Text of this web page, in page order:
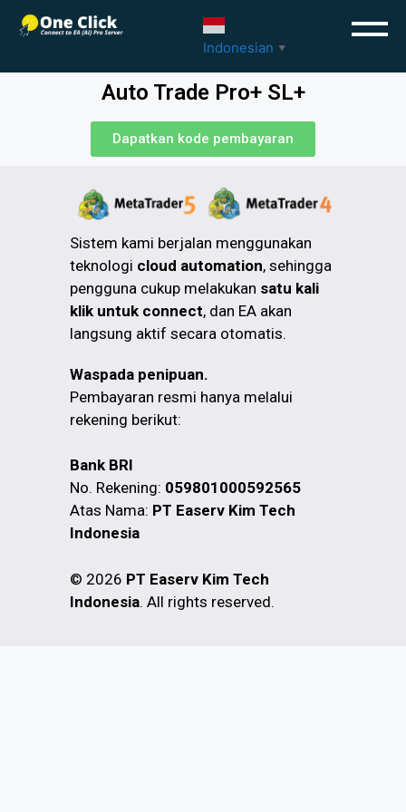
Indonesian ▼
Auto Trade Pro+ SL+
Dapatkan kode pembayaran
Sistem kami berjalan menggunakan
teknologi cloud automation, sehingga
pengguna cukup melakukan satu kali
klik untuk connect, dan EA akan
langsung aktif secara otomatis.
Waspada penipuan.
Pembayaran resmi hanya melalui
rekening berikut:
Bank BRI
No. Rekening: 059801000592565
Atas Nama: PT Easerv Kim Tech
Indonesia
© 2026 PT Easerv Kim Tech
Indonesia. All rights reserved.